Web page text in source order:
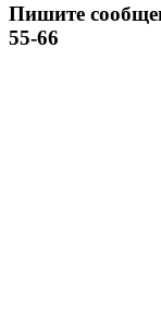
Пишите
55-66